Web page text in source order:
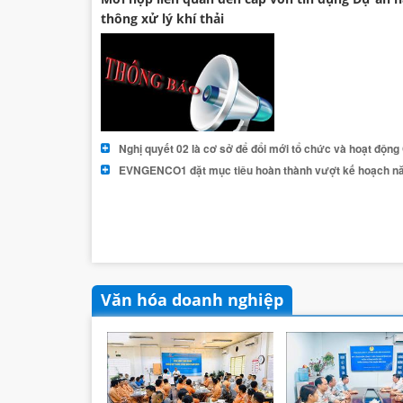
thông xử lý khí thải
Nghị quyết 02 là cơ sở để đổi mới tổ chức và hoạt động
EVNGENCO1 đặt mục tiêu hoàn thành vượt kế hoạch
Văn hóa doanh nghiệp